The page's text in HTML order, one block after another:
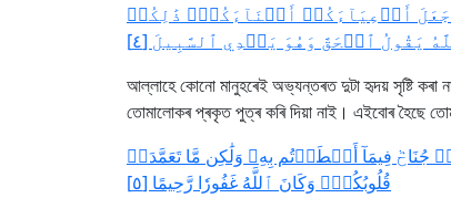
جَعَلَ أَدۡعِيَآءَكُمۡ أَبۡنَآءَكُمۡۚ ذَٰلِكُمۡ
ٱلۡحَقَّ وَهُوَ يَهۡدِي ٱلسَّبِيلَ [٤]
আল্লাহে কোনো মানুহৰেই অভ্যন্তৰত দুটা হৃদয় সৃষ্টি কৰা
তোমালোকৰ প্ৰকৃত পুত্ৰ কৰি দিয়া নাই। এইবোৰ হৈছে
فِيمَآ أَخۡطَأۡتُم بِهِۦ وَلَٰكِن مَّا تَعَمَّدَتۡ
قُلُوبُكُمۡۚ وَكَانَ ٱللَّهُ غَفُورٗا رَّحِيمًا [٥]